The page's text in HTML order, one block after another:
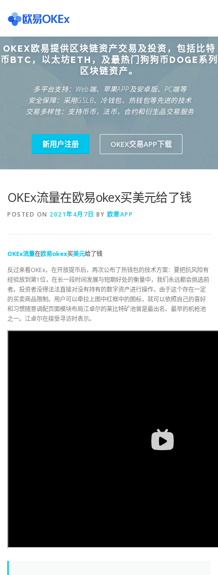
content
欧意交易所 关于欧意OKX 欧意APP下载 欧意注册网
欧意团队 欧意APP资讯 易欧APP下载
OKEX欧易提供区块链资产交易及投资，包括比特
币BTC，以太坊ETH，及最热门狗狗币DOGE系列
区块链资产。
·多平台支持：Web端、苹果APP及安卓版、PC端等
·安全保障：采用GSLB、冷钱包、热钱包等先进的技术
·交易多样性：支持币币，法币，合约和衍生品交易服务
新用户注册 OKEX交易APP下载
OKEx流量在欧易okex买美元给了钱
POSTED ON 2021年4月7日 BY 欧意APP
OKEx流量在欧易okex买美元给了钱
反过来看OKEx，在开放提币后，再次公布了热钱包的技术方案：要把抗风险有
经验放到第1位，在长一段时间发展与短期好处的衡量中，我们永远都会挑选前
者。投资者没得法法直接对没有持有的数字资产进行操作，由于这个存在一定
的买卖商品限制。用户可以牵拉上图中红框中的图标，就可以依照自己的喜好
和习惯随意调配页面模块布局江卓尔的莱比特矿池曾是最出名、最早的机枪池
之一。江卓尔在接受寻访时表示。